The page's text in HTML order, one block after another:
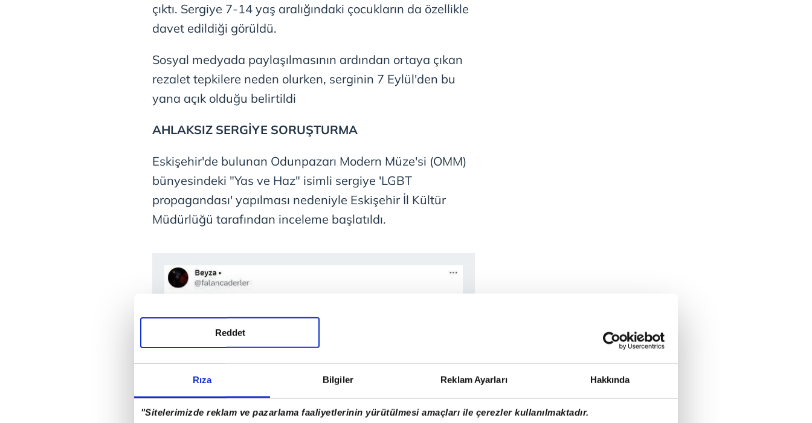
Rıza Bilgiler Reklam Ayarları Hakkında
"Sitelerimizde reklam ve pazarlama faaliyetlerinin yürütülmesi amaçları ile çerezler kullanılmaktadır.
Reddet
çıktı. Sergiye 7-14 yaş aralığındaki çocukların da özellikle
davet edildiği görüldü.
Sosyal medyada paylaşılmasının ardından ortaya çıkan
rezalet tepkilere neden olurken, serginin 7 Eylül'den bu
yana açık olduğu belirtildi
AHLAKSIZ SERGİYE SORUŞTURMA
Eskişehir'de bulunan Odunpazarı Modern Müze'si (OMM)
bünyesindeki "Yas ve Haz" isimli sergiye 'LGBT
propagandası' yapılması nedeniyle Eskişehir İl Kültür
Müdürlüğü tarafından inceleme başlatıldı.